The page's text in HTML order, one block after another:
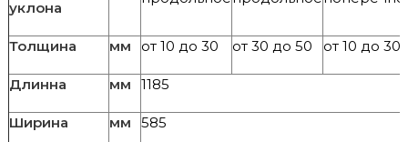
уклона
Толщина мм от 10 до 30 от 30 до 50 от 10 до 30
Длинна мм 1185
Ширина мм 585